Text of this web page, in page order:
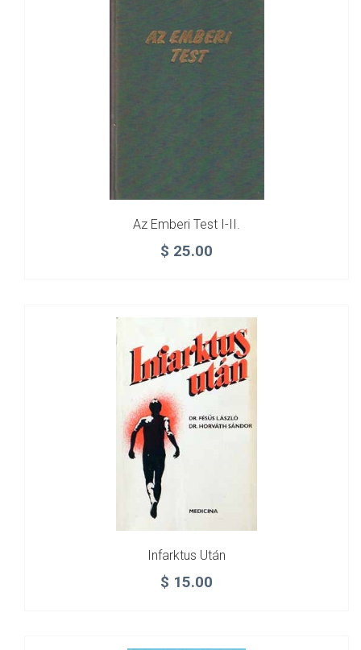
Az Emberi Test I-II.
$ 25.00
Infarktus Után
$ 15.00